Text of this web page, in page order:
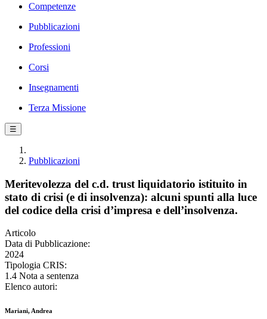
Competenze
Pubblicazioni
Professioni
Corsi
Insegnamenti
Terza Missione
☰
Pubblicazioni
Meritevolezza del c.d. trust liquidatorio istituito in
stato di crisi (e di insolvenza): alcuni spunti alla luce
del codice della crisi d’impresa e dell’insolvenza.
Articolo
Data di Pubblicazione:
2024
Tipologia CRIS:
1.4 Nota a sentenza
Elenco autori:
Mariani, Andrea